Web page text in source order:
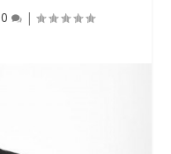
0 |